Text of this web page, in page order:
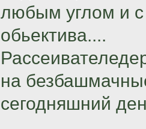
любым углом и
обьектива....
на
сегодняшний